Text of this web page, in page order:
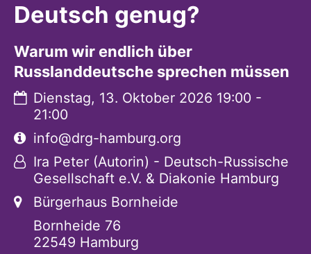
Deutsch genug?
Warum wir endlich über
Russlanddeutsche sprechen müssen
Datum:
Dienstag, 13. Oktober 2026 19:00 -
21:00
Art bzw. Nummer:
info@drg-hamburg.org
Von:Ira Peter (Autorin) - Deutsch-Russische
Gesellschaft e.V. & Diakonie Hamburg
Ort:Bürgerhaus Bornheide
Bornheide 76
22549 Hamburg